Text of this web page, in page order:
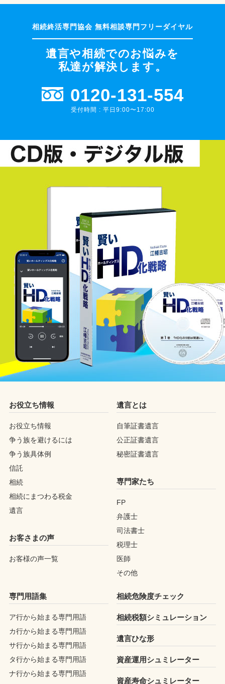
遺言や相続でのお悩みを
私達が解決します。
0120-131-554
受付時間 : 平日9:00〜17:00
お役立ち情報
お役立ち情報
争う族を避けるには
争う族具体例
信託
相続
相続にまつわる税金
遺言
お客さまの声
お客様の声一覧
遺言とは
自筆証書遺言
公正証書遺言
秘密証書遺言
専門家たち
FP
弁護士
司法書士
税理士
医師
その他
専門用語集
ア行から始まる専門用語
カ行から始まる専門用語
サ行から始まる専門用語
タ行から始まる専門用語
ナ行から始まる専門用語
相続危険度チェック
相続税額シミュレーション
遺言ひな形
資産運用シュミレーター
資産寿命シュミレーター